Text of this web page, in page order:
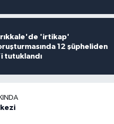
'irtikap'
12 şüpheliden
tutuklandı